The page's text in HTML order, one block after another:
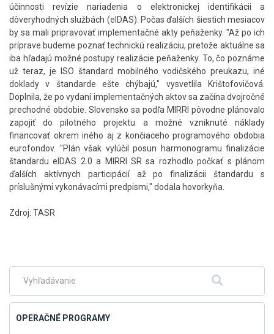
účinnosti revízie nariadenia o elektronickej identifikácii a
dôveryhodných službách (eIDAS). Počas ďalších šiestich mesiacov
by sa mali pripravovať implementačné akty peňaženky. "Až po ich
príprave budeme poznať technickú realizáciu, pretože aktuálne sa
iba hľadajú možné postupy realizácie peňaženky. To, čo poznáme
už teraz, je ISO štandard mobilného vodičského preukazu, iné
doklady v štandarde ešte chýbajú," vysvetlila Krištofovičová.
Doplnila, že po vydaní implementačných aktov sa začína dvojročné
prechodné obdobie. Slovensko sa podľa MIRRI pôvodne plánovalo
zapojiť do pilotného projektu a možné vzniknuté náklady
financovať okrem iného aj z končiaceho programového obdobia
eurofondov. "Plán však vylúčil posun harmonogramu finalizácie
štandardu eIDAS 2.0 a MIRRI SR sa rozhodlo počkať s plánom
ďalších aktívnych participácií až po finalizácii štandardu s
príslušnými vykonávacími predpismi," dodala hovorkyňa.
Zdroj: TASR
hlavné
menu
Fulltextové
Hľadať
OPERAČNÉ PROGRAMY